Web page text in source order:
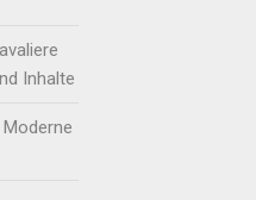
Inhalte
Moderne